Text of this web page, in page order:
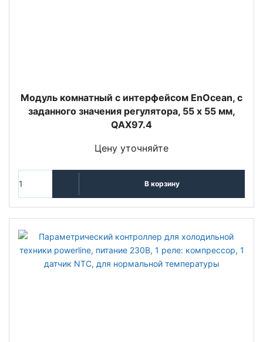
Модуль комнатный с интерфейсом EnOcean, с
заданного значения регулятора, 55 х 55 мм,
QAX97.4
Цену уточняйте
В корзину